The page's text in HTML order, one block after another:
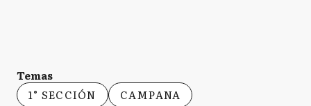
Temas
1° SECCIÓN
CAMPANA